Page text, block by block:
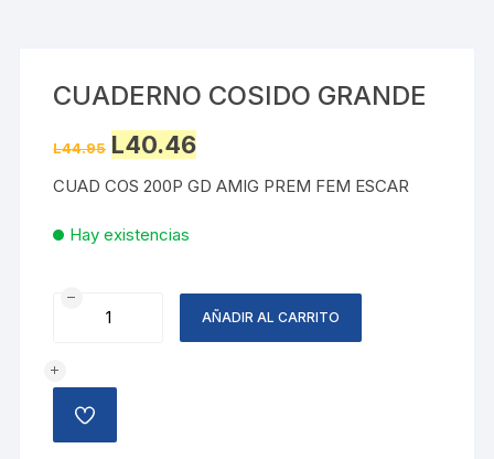
CUADERNO COSIDO GRANDE
L44.95 Original
price
L44.95.
L40.46price
L40.46.
CUAD COS 200P GD AMIG PREM FEM ESCAR
Hay existencias
CUADERNO
COSIDO
cantidad
AÑADIR AL CARRITO
AÑADIR
A